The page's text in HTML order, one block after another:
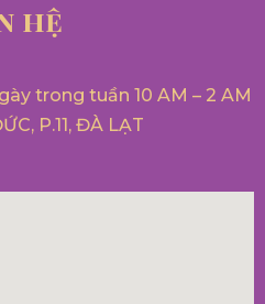
hệ
trong tuần 10 AM – 2 AM
P.11, ĐÀ LẠT